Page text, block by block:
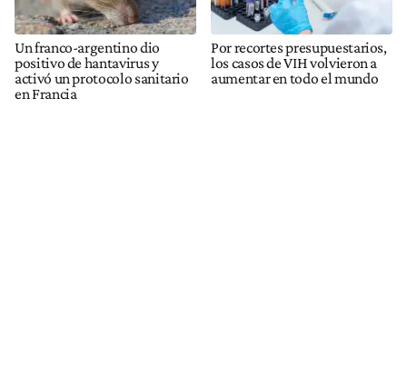
Un franco-argentino dio
positivo de hantavirus y
activó un protocolo sanitario
en Francia
Por recortes presupuestarios,
los casos de VIH volvieron a
aumentar en todo el mundo